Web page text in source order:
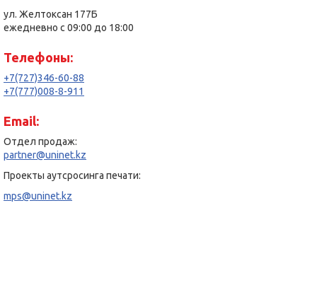
ул. Желтоксан 177Б
ежедневно с 09:00 до 18:00
Телефоны:
+7(727)346-60-88
+7(777)008-8-911
Email:
Отдел продаж:
partner@uninet.kz
Проекты аутсросинга печати:
mps@uninet.kz